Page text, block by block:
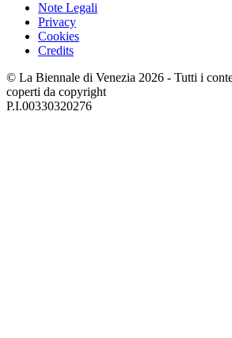
Note Legali
Privacy
Cookies
Credits
© La Biennale di Venezia 2026 - Tutti i
coperti da copyright
P.I.00330320276